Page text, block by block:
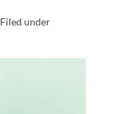
Filed under